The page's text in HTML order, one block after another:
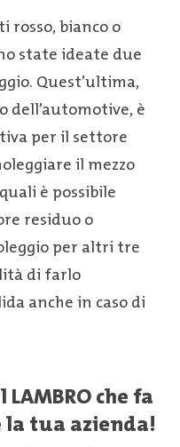
rosso, bianco o
state ideate due
Quest’ultima,
dell’automotive, è
per il settore
il mezzo
è possibile
residuo o
per altri tre
di farlo
anche in caso di
che fa
tua azienda!